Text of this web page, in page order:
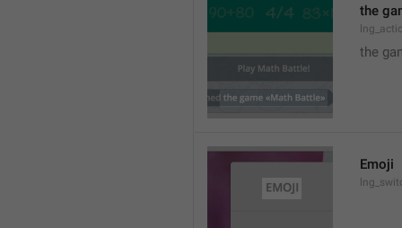
the
the
Emoji